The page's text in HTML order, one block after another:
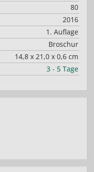
80
2016
1. Auflage
Broschur
14,8 x 21,0 x 0,6 cm
3 - 5 Tage